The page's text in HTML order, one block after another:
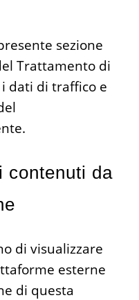
sezione
Trattamento di
dati di traffico e
contenuti da
di visualizzare
esterne
di questa